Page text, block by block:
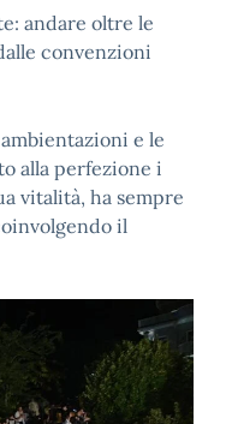
andare oltre le
convenzioni
e le
alla perfezione i
vitalità, ha sempre
il